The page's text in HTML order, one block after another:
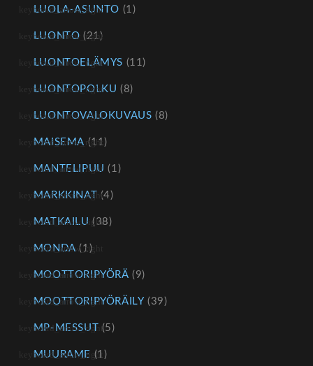
LUOLA-ASUNTO (1)
LUONTO (21)
LUONTOELÄMYS (11)
LUONTOPOLKU (8)
LUONTOVALOKUVAUS (8)
MAISEMA (11)
MANTELIPUU (1)
MARKKINAT (4)
MATKAILU (38)
MONDA (1)
MOOTTORIPYÖRÄ (9)
MOOTTORIPYÖRÄILY (39)
MP-MESSUT (5)
MUURAME (1)